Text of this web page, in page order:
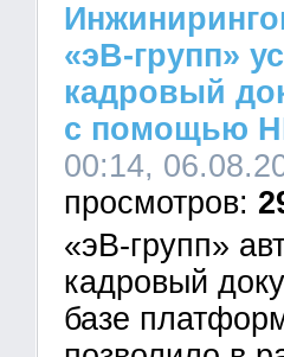
«эВ-групп»
кадровый
с помощью
00:14,
«эВ-групп»
кадровый
базе